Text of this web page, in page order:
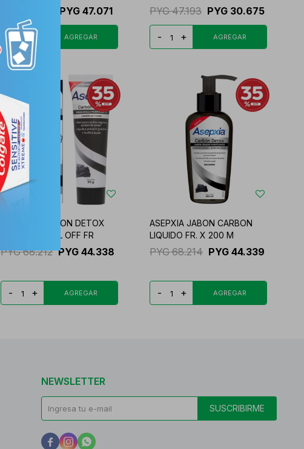
PYG 47.071
- +
PYG 47.193 PYG 30.675
- +
ASEPXIA CARBON DETOX
MASCARA PELL OFF FR
PYG 68.212 PYG 44.338
- +
ASEPXIA JABON CARBON
LIQUIDO FR. X 200 M
PYG 68.214 PYG 44.339
- +
NEWSLETTER
SUSCRIBIRME
  